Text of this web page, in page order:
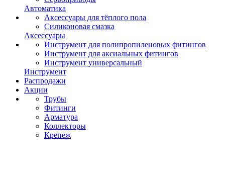
Автоматика
Аксессуары для тёплого пола
Силиконовая смазка
Аксессуары
Инструмент для полипропиленовых фитингов
Инструмент для аксиальных фитингов
Инструмент универсальный
Инструмент
Распродажи
Акции
Трубы
Фитинги
Арматура
Коллекторы
Крепеж